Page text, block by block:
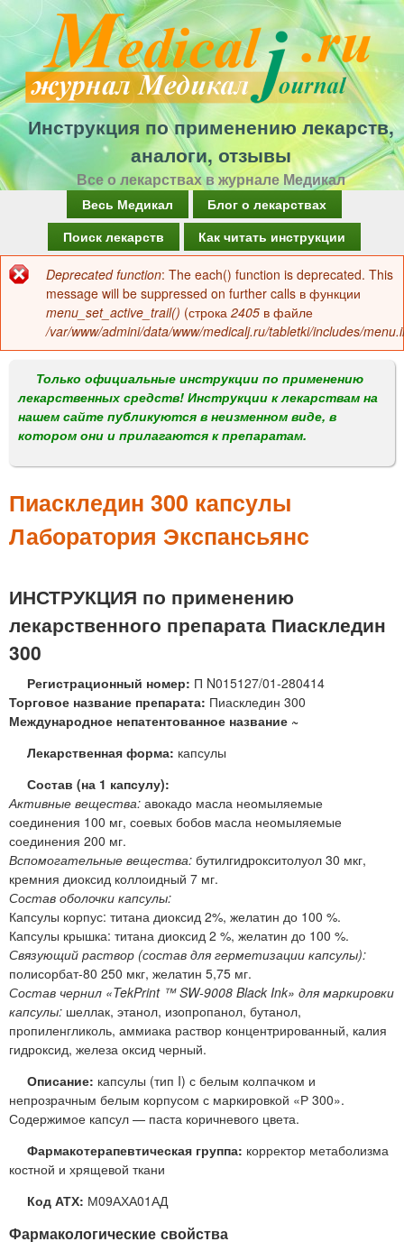
Перейти
к
основному
содержанию
Инструкция по применению лекарств,
аналоги, отзывы
Все о лекарствах в журнале Медикал
а
в
о
м
е
н
Весь Медикал
Блог о лекарствах
Поиск лекарств
Как читать инструкции
Сообщение
об
ошибке
Deprecated function: The each() function is deprecated. This
message will be suppressed on further calls в функции
menu_set_active_trail() (строка 2405 в файле
/var/www/admini/data/www/medicalj.ru/tabletki/includes/
Только официальные инструкции по применению
лекарственных средств! Инструкции к лекарствам на
нашем сайте публикуются в неизменном виде, в
котором они и прилагаются к препаратам.
Пиаскледин 300 капсулы
Лаборатория Экспансьянс
ИНСТРУКЦИЯ по применению
лекарственного препарата Пиаскледин
300
Регистрационный номер: П N015127/01-280414
Торговое название препарата: Пиаскледин 300
Международное непатентованное название ~
Лекарственная форма: капсулы
Состав (на 1 капсулу):
Активные вещества: авокадо масла неомыляемые
соединения 100 мг, соевых бобов масла неомыляемые
соединения 200 мг.
Вспомогательные вещества: бутилгидрокситолуол 30 мкг,
кремния диоксид коллоидный 7 мг.
Состав оболочки капсулы:
Капсулы корпус: титана диоксид 2%, желатин до 100 %.
Капсулы крышка: титана диоксид 2 %, желатин до 100 %.
Связующий раствор (состав для герметизации капсулы):
полисорбат-80 250 мкг, желатин 5,75 мг.
Состав чернил «TekPrint ™ SW-9008 Black Ink» для маркировки
капсулы: шеллак, этанол, изопропанол, бутанол,
пропиленгликоль, аммиака раствор концентрированный, калия
гидроксид, железа оксид черный.
Описание: капсулы (тип I) с белым колпачком и
непрозрачным белым корпусом с маркировкой «Р 300».
Содержимое капсул — паста коричневого цвета.
Фармакотерапевтическая группа: корректор метаболизма
костной и хрящевой ткани
Код АТХ: М09АХА01АД
Фармакологические свойства